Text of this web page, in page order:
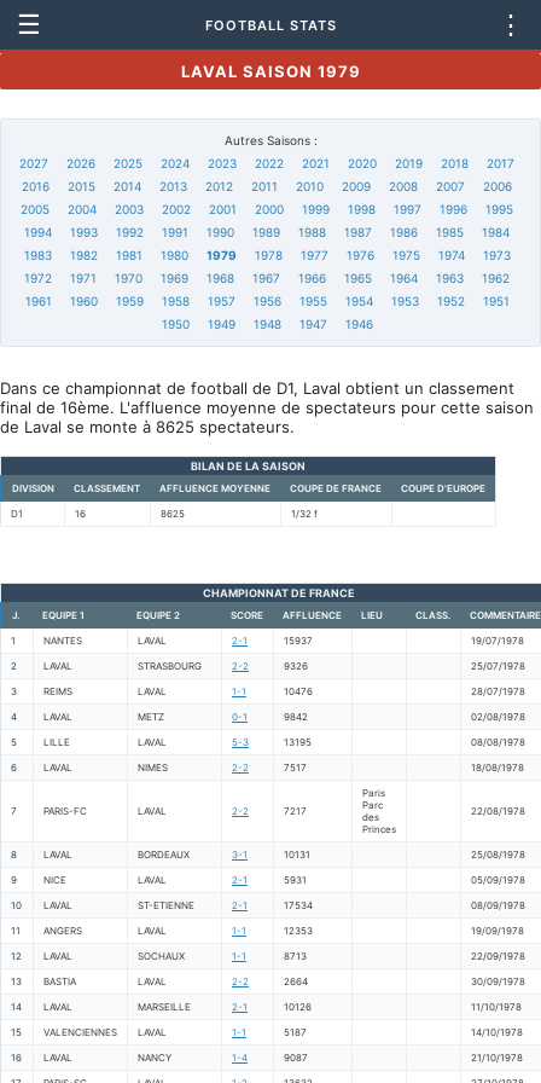
☰ FOOTBALL STATS ⋮
LAVAL SAISON 1979
Autres Saisons :
2027
2026 2025 2024 2023 2022 2021 2020 2019 2018
2017
2016
2015 2014 2013 2012 2011 2010 2009 2008 2007
2006
2005
2004 2003 2002 2001 2000 1999 1998 1997 1996
1995
1994
1993 1992 1991 1990 1989 1988 1987 1986 1985
1984
1983
1982 1981 1980 1979 1978 1977 1976 1975 1974
1973
1972
1971 1970 1969 1968 1967 1966 1965 1964 1963
1962
1961
1960 1959 1958 1957 1956 1955 1954 1953 1952
1951
1950
1949 1948 1947 1946
Dans ce championnat de football de D1, Laval obtient un classement
final de 16ème. L'affluence moyenne de spectateurs pour cette saison
de Laval se monte à 8625 spectateurs.
BILAN DE LA SAISON
DIVISION CLASSEMENT AFFLUENCE MOYENNE COUPE DE FRANCE COUPE D'EUROPE
D1 16 8625 1/32 f
CHAMPIONNAT DE FRANCE
J. EQUIPE 1 EQUIPE 2 SCORE AFFLUENCE LIEU CLASS.
1 NANTES LAVAL 2-1 15937 19/07/1978
2 LAVAL STRASBOURG 2-2 9326 25/07/1978
3 REIMS LAVAL 1-1 10476 28/07/1978
4 LAVAL METZ 0-1 9842 02/08/1978
5 LILLE LAVAL 5-3 13195 08/08/1978
6 LAVAL NIMES 2-2 7517 18/08/1978
7 PARIS-FC LAVAL 2-2 7217
Paris
Parc
des
Princes
22/08/1978
8 LAVAL BORDEAUX 3-1 10131 25/08/1978
9 NICE LAVAL 2-1 5931 05/09/1978
10 LAVAL ST-ETIENNE 2-1 17534 08/09/1978
11 ANGERS LAVAL 1-1 12353 19/09/1978
12 LAVAL SOCHAUX 1-1 8713 22/09/1978
13 BASTIA LAVAL 2-2 2664 30/09/1978
14 LAVAL MARSEILLE 2-1 10126 11/10/1978
15 VALENCIENNES LAVAL 1-1 5187 14/10/1978
16 LAVAL NANCY 1-4 9087 21/10/1978